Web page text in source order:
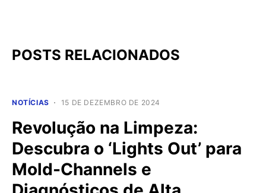
POSTS RELACIONADOS
NOTÍCIAS 15 DE DEZEMBRO DE 2024
Revolução na Limpeza:
Descubra o ‘Lights Out’ para
Mold-Channels e